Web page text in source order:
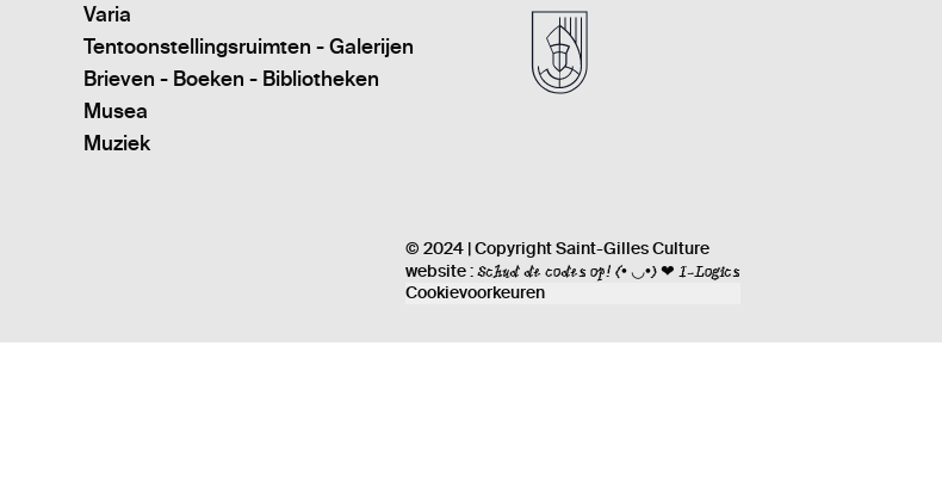
Varia
Tentoonstellingsruimten - Galerijen
Brieven - Boeken - Bibliotheken
Musea
Muziek
© 2024 | Copyright Saint-Gilles Culture
website :Schud de codes op! (• ◡•) ❤ I-Logics
Cookievoorkeuren